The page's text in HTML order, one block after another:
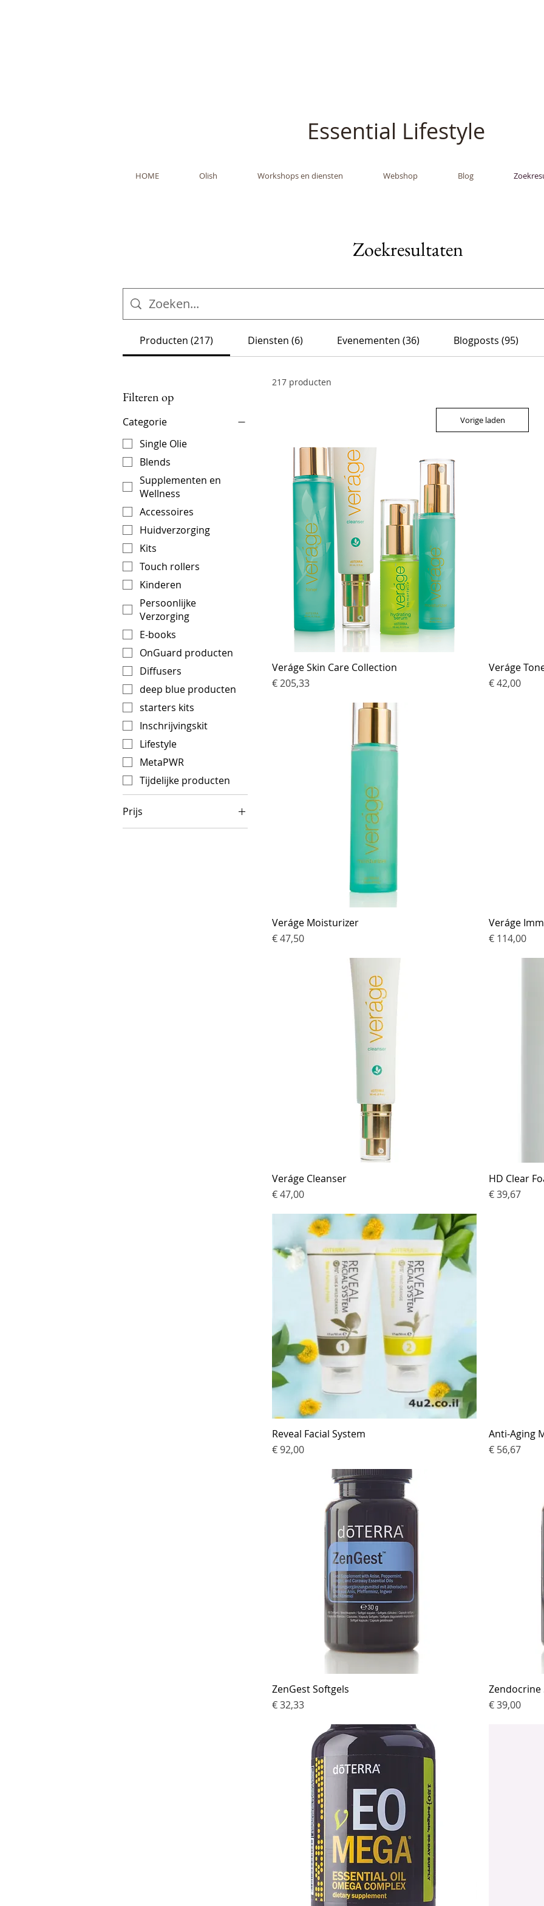
Essential Lifestyle
HOME Olish Workshops en diensten Webshop Blog
Zoekresultaten
Producten (217) Diensten (6) Evenementen (36) Blogposts (95)
Filteren op
Categorie
Single Olie
Blends
Supplementen en
Wellness
Accessoires
Huidverzorging
Kits
Touch rollers
Kinderen
Persoonlijke
Verzorging
E-books
OnGuard producten
Diffusers
deep blue producten
starters kits
Inschrijvingskit
Lifestyle
MetaPWR
Tijdelijke producten
Prijs
217 producten
Vorige laden
Veráge Skin Care Collection
Prijs
€ 205,33
Veráge
Prijs
€ 42,00
Veráge Moisturizer
Prijs
€ 47,50
Veráge
Prijs
€ 114,00
Veráge Cleanser
Prijs
€ 47,00
HD Clear
Prijs
€ 39,67
Reveal Facial System
Prijs
€ 92,00
Anti-Aging
Prijs
€ 56,67
ZenGest Softgels
Prijs
€ 32,33
Zendocrine
Prijs
€ 39,00